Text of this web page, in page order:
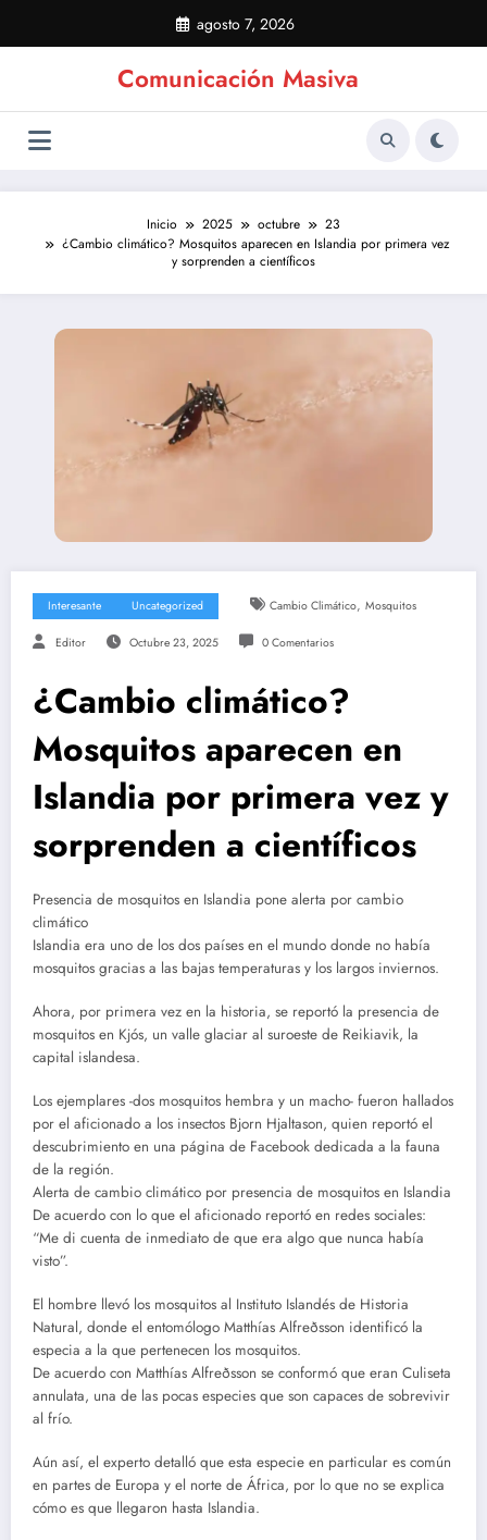
contenido
agosto 7, 2026
Comunicación Masiva
Inicio 2025 octubre
23
¿Cambio climático? Mosquitos aparecen en Islandia por primera vez
y sorprenden a científicos
Interesante Uncategorized Cambio Climático, Mosquitos
Editor Octubre 23, 2025 0 Comentarios
¿Cambio climático?
Mosquitos aparecen en
Islandia por primera vez y
sorprenden a científicos
Presencia de mosquitos en Islandia pone alerta por cambio
climático
Islandia era uno de los dos países en el mundo donde no había
mosquitos gracias a las bajas temperaturas y los largos inviernos.
Ahora, por primera vez en la historia, se reportó la presencia de
mosquitos en Kjós, un valle glaciar al suroeste de Reikiavik, la
capital islandesa.
Los ejemplares -dos mosquitos hembra y un macho- fueron hallados
por el aficionado a los insectos Bjorn Hjaltason, quien reportó el
descubrimiento en una página de Facebook dedicada a la fauna
de la región.
Alerta de cambio climático por presencia de mosquitos en Islandia
De acuerdo con lo que el aficionado reportó en redes sociales:
“Me di cuenta de inmediato de que era algo que nunca había
visto”.
El hombre llevó los mosquitos al Instituto Islandés de Historia
Natural, donde el entomólogo Matthías Alfreðsson identificó la
especia a la que pertenecen los mosquitos.
De acuerdo con Matthías Alfreðsson se conformó que eran Culiseta
annulata, una de las pocas especies que son capaces de sobrevivir
al frío.
Aún así, el experto detalló que esta especie en particular es común
en partes de Europa y el norte de África, por lo que no se explica
cómo es que llegaron hasta Islandia.